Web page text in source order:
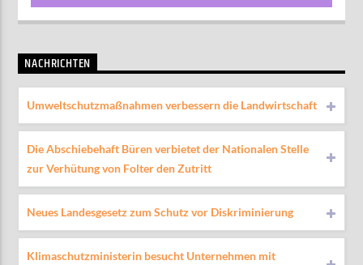
NACHRICHTEN
Umweltschutzmaßnahmen verbessern die Landwirtschaft
Die Abschiebehaft Büren verbietet der Nationalen Stelle
zur Verhütung von Folter den Zutritt
Neues Landesgesetz zum Schutz vor Diskriminierung
Klimaschutzministerin besucht Unternehmen mit